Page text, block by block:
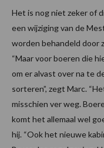
Het is nog niet zeker of
een wijziging van de
worden behandeld door
“Maar voor boeren die
om er alvast over na te
sorteren”, zegt Marc.
misschien ver weg.
komt het allemaal wel
hij. “Ook het nieuwe